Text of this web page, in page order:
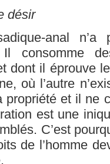
désir
anal
Il consomme
dont il éprouve
où l’autre
et il ne
est une
C’est
de l’homme